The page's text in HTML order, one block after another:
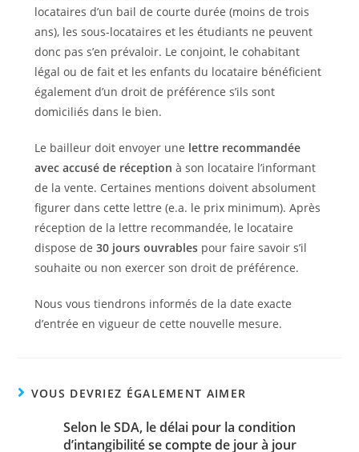
locataires d’un bail de courte durée (moins de trois
ans), les sous-locataires et les étudiants ne peuvent
donc pas s’en prévaloir. Le conjoint, le cohabitant
légal ou de fait et les enfants du locataire bénéficient
également d’un droit de préférence s’ils sont
domiciliés dans le bien.
Le bailleur doit envoyer une lettre recommandée
avec accusé de réception à son locataire l’informant
de la vente. Certaines mentions doivent absolument
figurer dans cette lettre (e.a. le prix minimum). Après
réception de la lettre recommandée, le locataire
dispose de 30 jours ouvrablespour faire savoir s’il
souhaite ou non exercer son droit de préférence.
Nous vous tiendrons informés de la date exacte
d’entrée en vigueur de cette nouvelle mesure.
VOUS DEVRIEZ ÉGALEMENT AIMER
Selon le SDA, le délai pour la condition
d’intangibilité se compte de jour à jour